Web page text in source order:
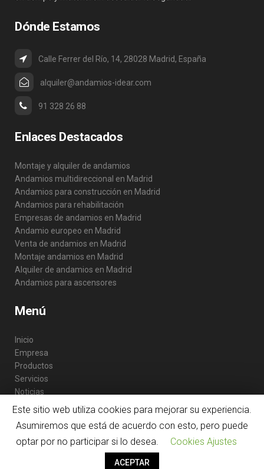
Dónde Estamos
Calle Ferrer del Río, 14, 28028 Madrid, España
alquiler@andamios-idear.com
91 328 26 88
Enlaces Destacados
Montaje y alquiler de andamios
Andamios multidireccional en Madrid
Andamios para construcción en Madrid
Andamios para rehabilitación
Empresas de andamios en Madrid
Andamio europeo en Madrid
Venta de andamios en Madrid
Montaje andamios en Madrid
Alquiler de andamios en Madrid
Andamios para ascensores
Menú
Inicio
Empresa
Productos
Servicios
Noticias
Contacto
Este sitio web utiliza cookies para mejorar su experiencia.
Asumiremos que está de acuerdo con esto, pero puede
optar por no participar si lo desea.
Cookies Ajustes
ACEPTAR